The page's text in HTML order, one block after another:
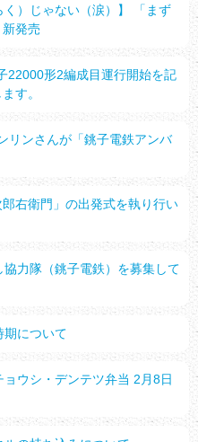
く）じゃない（涙）】 「まず
発売
22000形2編成目運行開始を記
す。
リンさんが「銚子電鉄アンバ
右衛門」の出発式を執り行い
力隊（銚子電鉄）を募集して
期について
ョウシ・デンテツ弁当 2月8日